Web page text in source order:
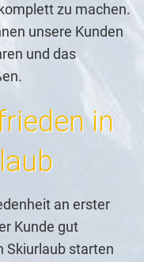
zu machen.
unsere Kunden
und das
in
an erster
Kunde gut
Skiurlaub starten